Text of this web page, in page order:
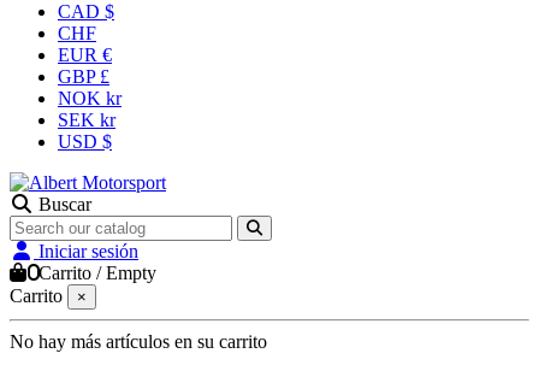
CAD $
CHF
EUR €
GBP £
NOK kr
SEK kr
USD $
Buscar
Iniciar sesión
0Carrito /Empty
Carrito
×
No hay más artículos en su carrito